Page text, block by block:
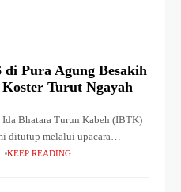
Pura Agung Besakih
Turut Ngayah
Bhatara Turun Kabeh (IBTK)
ditutup melalui upacara
sakral ini berlangsung
KEEP READING